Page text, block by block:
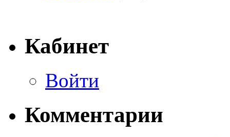
Кабинет
Войти
Комментарии